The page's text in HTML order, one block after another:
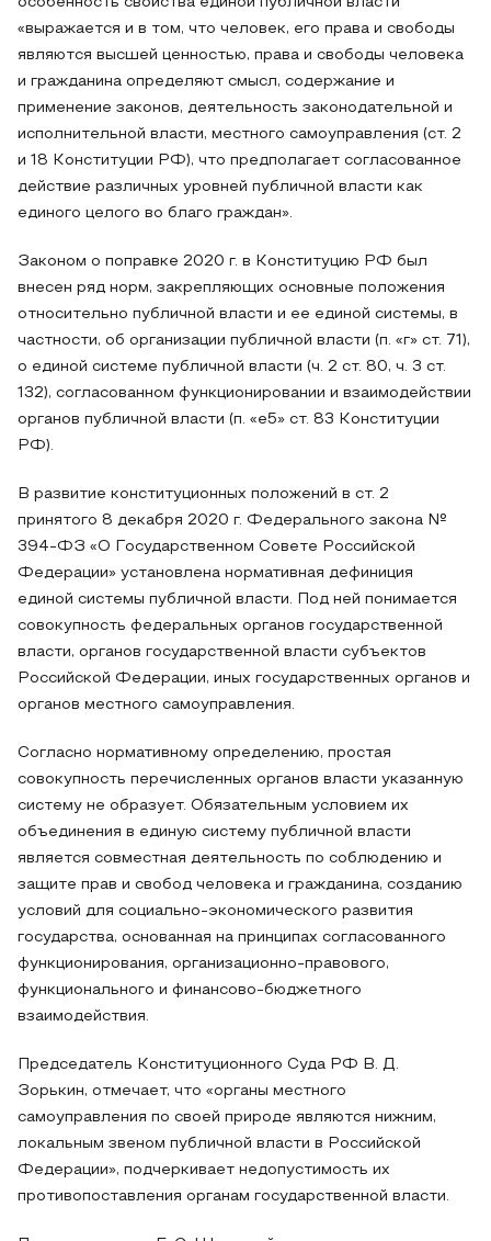
«выражается и в том, что человек, его права и свободы
являются высшей ценностью, права и свободы человека
и гражданина определяют смысл, содержание и
применение законов, деятельность законодательной и
исполнительной власти, местного самоуправления (ст. 2
и 18 Конституции РФ), что предполагает согласованное
действие различных уровней публичной власти как
единого целого во благо граждан».
Законом о поправке 2020 г. в Конституцию РФ был
внесен ряд норм, закрепляющих основные положения
относительно публичной власти и ее единой системы, в
частности, об организации публичной власти (п. «г» ст. 71),
о единой системе публичной власти (ч. 2 ст. 80, ч. 3 ст.
132), согласованном функционировании и взаимодействии
органов публичной власти (п. «е5» ст. 83 Конституции
РФ).
В развитие конституционных положений в ст. 2
принятого 8 декабря 2020 г. Федерального закона №
394-ФЗ «О Государственном Совете Российской
Федерации» установлена нормативная дефиниция
единой системы публичной власти. Под ней понимается
совокупность федеральных органов государственной
власти, органов государственной власти субъектов
Российской Федерации, иных государственных органов и
органов местного самоуправления.
Согласно нормативному определению, простая
совокупность перечисленных органов власти указанную
систему не образует. Обязательным условием их
объединения в единую систему публичной власти
является совместная деятельность по соблюдению и
защите прав и свобод человека и гражданина, созданию
условий для социально-экономического развития
государства, основанная на принципах согласованного
функционирования, организационно-правового,
функционального и финансово-бюджетного
взаимодействия.
Председатель Конституционного Суда РФ В. Д.
Зорькин, отмечает, что «органы местного
самоуправления по своей природе являются нижним,
локальным звеном публичной власти в Российской
Федерации», подчеркивает недопустимость их
противопоставления органам государственной власти.